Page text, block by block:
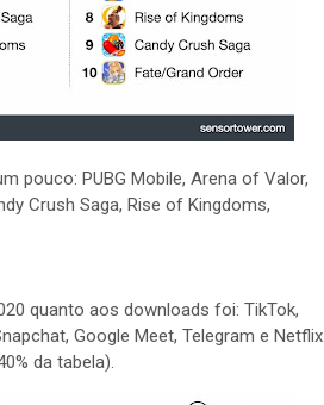
pouco: PUBG Mobile, Arena of Valor,
Crush Saga, Rise of Kingdoms,
quanto aos downloads foi: TikTok,
Google Meet, Telegram e Netflix
da tabela).